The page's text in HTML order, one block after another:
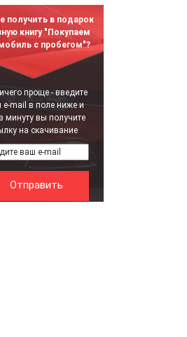
получить в подарок
книгу "Покупаем
с пробегом"?
проще - введите
e-mail в поле ниже и
минуту вы получите
на скачивание